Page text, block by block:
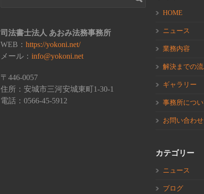
司法書士法人 あおみ法務事務所
WEB： https://yokoni.net/
メール： info@yokoni.net
〒446-0057
住所：安城市三河安城東町1-30-1
電話：0566-45-5912
HOME
ニュース
業務内容
解決までの
ギャラリー
事務所につい
お問い合わせ
カテゴリー
ニュース
ブログ